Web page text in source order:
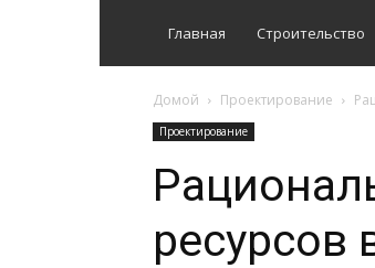
Главная Строительство
Домой Проектирование
Проектирование